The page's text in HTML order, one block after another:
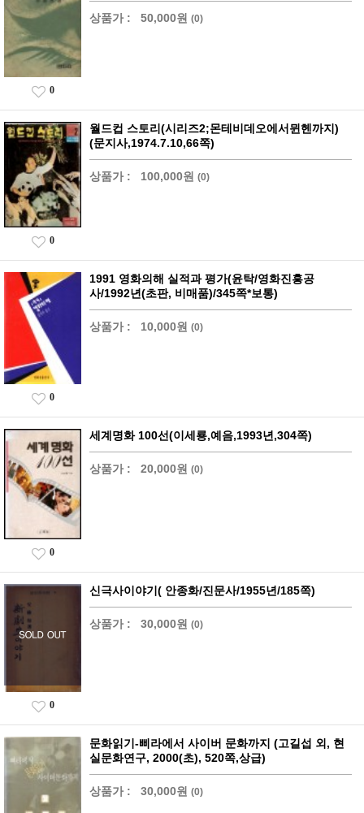
상품가 : 50,000원 (0)
0
월드컵 스토리(시리즈2;몬테비데오에서뮌헨까지)
(문지사,1974.7.10,66쪽)
상품가 : 100,000원 (0)
0
1991 영화의해 실적과 평가(윤탁/영화진흥공
사/1992년(초판, 비매품)/345쪽*보통)
상품가 : 10,000원 (0)
0
세계명화 100선(이세룡,예음,1993년,304쪽)
상품가 : 20,000원 (0)
0
신극사이야기( 안종화/진문사/1955년/185쪽)
상품가 : 30,000원 (0)
0
문화읽기-삐라에서 사이버 문화까지 (고길섭 외, 현
실문화연구, 2000(초), 520쪽,상급)
상품가 : 30,000원 (0)